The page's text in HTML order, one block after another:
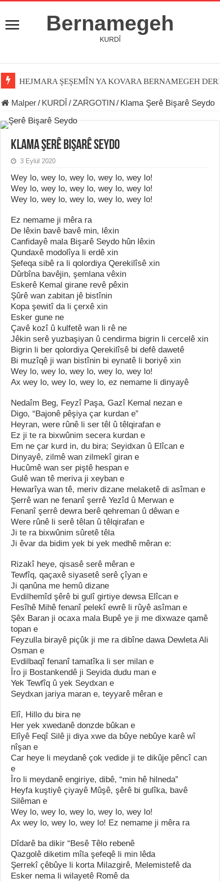
Bernamegeh
KURDÎ
HEJMARA ŞEŞEMÎN YA KOVARA BERNAMEGEH
Malper/ KURDÎ /ZARGOTIN / Klama Şerê Bişarê Seydo
Klama Şerê Bişarê Seydo
3 Eylül 2020
Wey lo, wey lo, wey lo, wey lo, wey lo!
Wey lo, wey lo, wey lo, wey lo, wey lo!
Wey lo, wey lo, wey lo, wey lo, wey lo!
Ez nemame ji mêra ra
De lêxin bavê bavê min, lêxin
Canfidayê mala Bişarê Seydo hûn lêxin
Qundaxê modolîya li erdê xin
Şefeqa sibê ra li qolordiya Qerekilîsê xin
Dûrbîna bavêjin, şemlana vêxin
Eskerê Kemal girane revê pêxin
Şûrê wan zabitan jê bistînin
Kopa şewitî da li çerxê xin
Esker gune ne
Çavê kozî û kulfetê wan li rê ne
Jêkin serê yuzbaşiyan û cendirma bigrin li cercelê xin
Bigrin li ber qolordiya Qerekilîsê bi defê dawetê
Bi muzîqê ji wan bistînin bi eynatê li boriyê xin
Wey lo, wey lo, wey lo, wey lo, wey lo!
Ax wey lo, wey lo, wey lo, ez nemame li dinyayê
Nedaîm Beg, Feyzî Paşa, Gazî Kemal nezan e
Digo, “Bajonê pêşiya çar kurdan e”
Heyran, were rûnê li ser têl û têlqirafan e
Ez ji te ra bixwûnim secera kurdan e
Em ne çar kurd in, du bira; Seyidxan û Elîcan e
Dinyayê, zilmê wan zilmekî giran e
Hucûmê wan ser piştê hespan e
Gulê wan tê meriva ji xeyban e
Hewarîya wan tê, meriv dizane melaketê di asîman e
Şerrê wan ne fenanî şerrê Yezîd û Merwan e
Fenanî şerrê dewra berê qehreman û dêwan e
Were rûnê li serê têlan û têlqirafan e
Ji te ra bixwûnim sûretê têla
Ji êvar da bidim yek bi yek medhê mêran e:
Rizakî heye, qisasê serê mêran e
Tewfîq, qaçaxê siyasetê serê çîyan e
Ji qanûna me hemû dizane
Evdilhemîd şêrê bi gulî girtiye dewsa Elîcan e
Fesîhê Mihê fenanî pelekî ewrê li rûyê asîman e
Şêx Baran ji ocaxa mala Bupê ye ji me dixwaze qamê
topan e
Feyzulla birayê piçûk ji me ra dibîne dawa Dewleta Ali
Osman e
Evdilbaqî fenanî tamatîka li ser milan e
Îro ji Bostankendê ji Seyida dudu man e
Yek Tewfîq û yek Seydxan e
Seydxan jariya maran e, teyyarê mêran e
Elî, Hillo du bira ne
Her yek xwedanê donzde bûkan e
Elîyê Feqî Silê ji diya xwe da bûye nebûye karê wî
nîşan e
Car heye li meydanê çok vedide ji te dikûje pêncî can
e
Îro li meydanê engiriye, dibê, “min hê hilneda”
Heyfa kuştiyê çiyayê Mûşê, şêrê bi gulîka, bavê
Silêman e
Wey lo, wey lo, wey lo, wey lo, wey lo!
Ax wey lo, wey lo, wey lo! Ez nemame ji mêra ra
Dîdarê ba dikir “Besê Têlo rebenê
Qazgolê diketim mîla şefeqê li min lêda
Şerrekî çêbûye li korta Milazgirê, Melemistefê da
Esker nema li wilayetê Romê da